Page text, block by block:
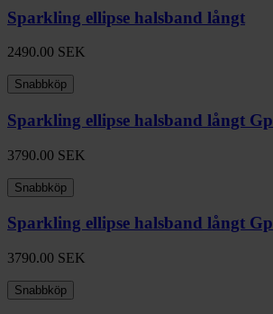
Sparkling ellipse halsband långt
2490.00 SEK
Snabbköp
Sparkling ellipse halsband långt Gp
3790.00 SEK
Snabbköp
Sparkling ellipse halsband långt Gp
3790.00 SEK
Snabbköp